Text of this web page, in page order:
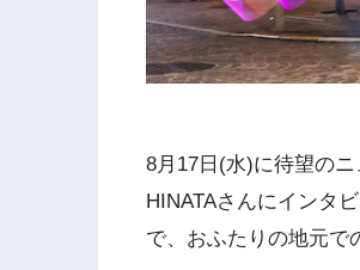
8月17日(水)に待望の
HINATAさんにインタ
で、おふたりの地元で